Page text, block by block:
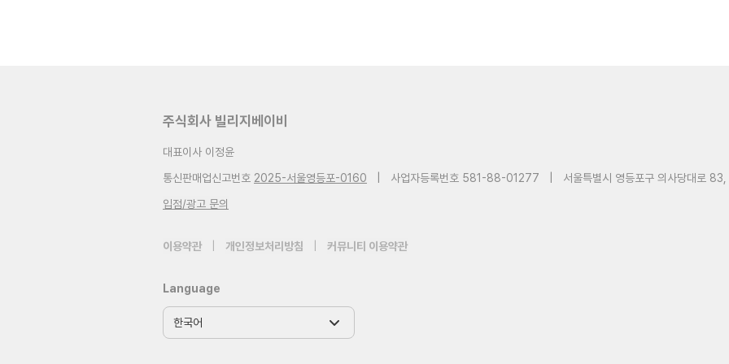
주식회사 빌리지베이비
대표이사 이정윤
통신판매업신고번호 2025-서울영등포-0160 사업자등록번호 581-88-01277
서울특별시 영등포구 의사당대로
입점/광고 문의
이용약관 개인정보처리방침 커뮤니티 이용약관
Language